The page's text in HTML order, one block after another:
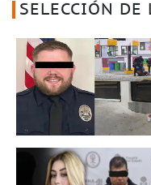
SELECCIÓN DE